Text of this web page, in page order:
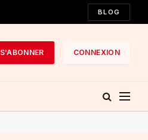
BLOG
S'ABONNER CONNEXION